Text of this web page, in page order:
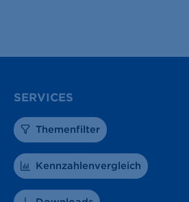
SERVICES
Themenfilter
Kennzahlenvergleich